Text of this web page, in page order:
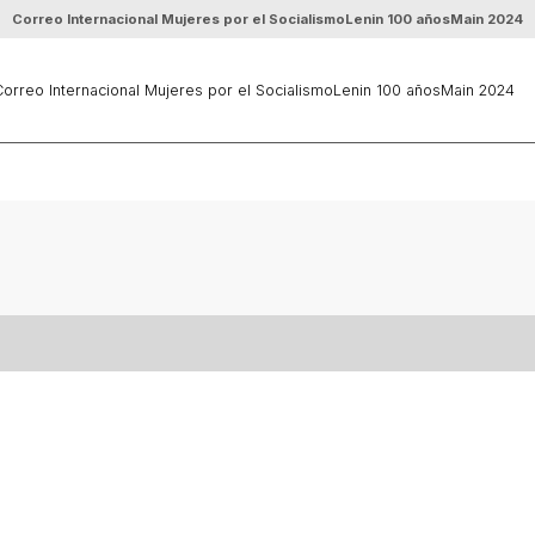
Correo Internacional Mujeres por el SocialismoLenin 100 añosMain 2024
Internacional Mujeres por el SocialismoLenin 100 añosMain 2024